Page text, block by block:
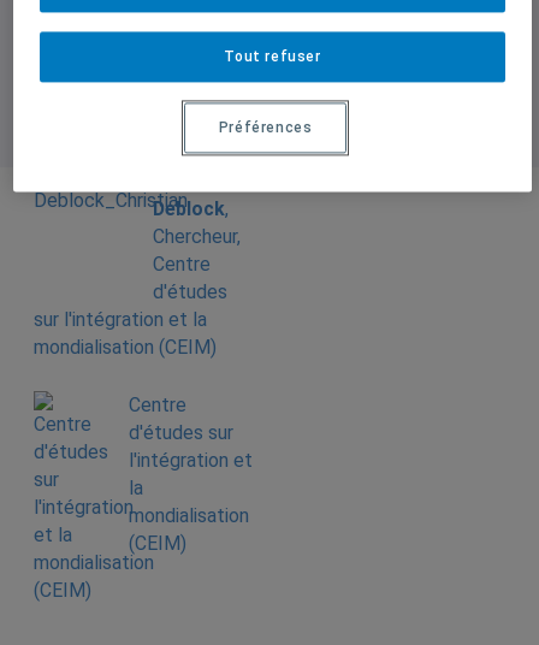
Deblock,
Chercheur,
Centre
d'études
sur l'intégration et la
mondialisation (CEIM)
Centre
d'études sur
l'intégration et
la
mondialisation
(CEIM)
Tout refuser
Préférences